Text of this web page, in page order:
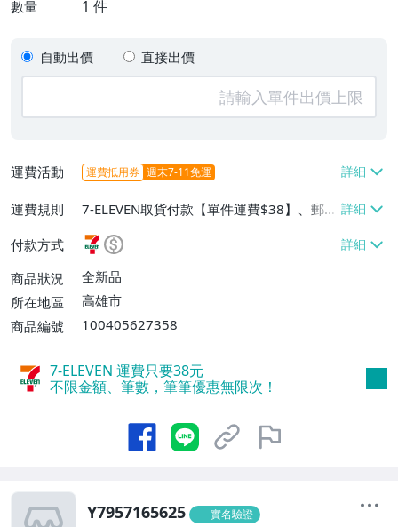
數量 1 件
自動出價 直接出價
運費活動 運費抵用券 週末7-11免運
運費規則
7-ELEVEN取貨付款【單件運費$38】、郵局
費$65】、面交/自取/不寄送【免運費】
付款方式
商品狀況
全新品
所在地區
高雄市
商品編號
100405627358
7-ELEVEN 運費只要38元
不限金額、筆數，筆筆優惠無限次！
Y7957165625 實名驗證